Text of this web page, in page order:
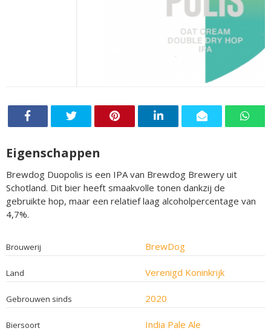
Eigenschappen
Brewdog Duopolis is een IPA van Brewdog Brewery uit
Schotland. Dit bier heeft smaakvolle tonen dankzij de
gebruikte hop, maar een relatief laag alcoholpercentage van
4,7%.
Brouwerij BrewDog
Land Verenigd Koninkrijk
Gebrouwen sinds 2020
Biersoort India Pale Ale